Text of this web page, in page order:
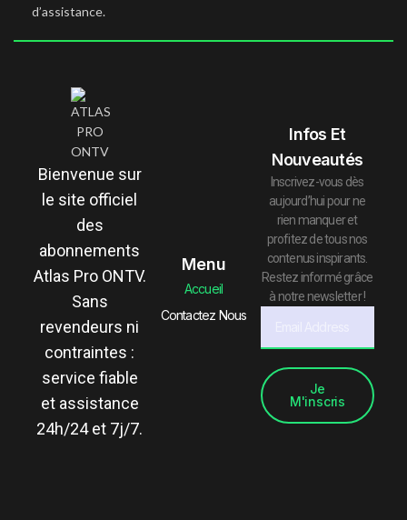
d’assistance.
Bienvenue sur
le site officiel
des
abonnements
Atlas Pro ONTV.
Sans
revendeurs ni
contraintes :
service fiable
et assistance
24h/24 et 7j/7.
Menu
Accueil
Contactez Nous
Infos Et
Nouveautés
Inscrivez-vous dès
aujourd’hui pour ne
rien manquer et
profitez de tous nos
contenus inspirants.
Restez informé grâce
à notre newsletter !
Je
M'inscris